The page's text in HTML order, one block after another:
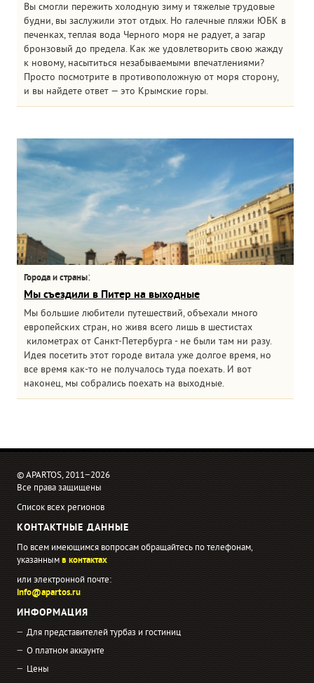
Вы смогли пережить холодную зиму и тяжелые трудовые
будни, вы заслужили этот отдых. Но галечные пляжи ЮБК в
печенках, теплая вода Черного моря не радует, а загар
бронзовый до предела. Как же удовлетворить свою жажду
к новому, насытиться незабываемыми впечатлениями?
Просто посмотрите в противоположную от моря сторону,
и вы найдете ответ — это Крымские горы.
Города и страны:
Мы съездили в Питер на выходные
Мы большие любители путешествий, объехали много
европейских стран, но живя всего лишь в шестистах
километрах от Санкт-Петербурга - не были там ни разу.
Идея посетить этот городе витала уже долгое время, но
все время как-то не получалось туда поехать. И вот
наконец, мы собрались поехать на выходные.
© APARTOS, 2011−2026
Все права защищены
Список всех регионов
КОНТАКТНЫЕ ДАННЫЕ
По всем имеющимся вопросам обращайтесь по телефонам,
указаннымв контактах
или электронной почте:
info@apartos.ru
ИНФОРМАЦИЯ
Для представителей турбаз и гостиниц
О платном аккаунте
Цены